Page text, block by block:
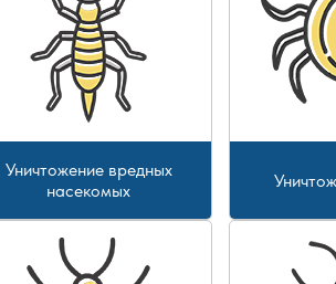
Уничтожение вредных
насекомых